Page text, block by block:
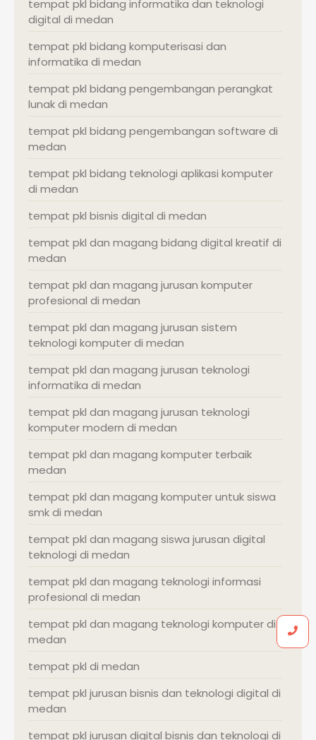
tempat pkl bidang informatika dan teknologi
digital di medan
tempat pkl bidang komputerisasi dan
informatika di medan
tempat pkl bidang pengembangan perangkat
lunak di medan
tempat pkl bidang pengembangan software di
medan
tempat pkl bidang teknologi aplikasi komputer
di medan
tempat pkl bisnis digital di medan
tempat pkl dan magang bidang digital kreatif di
medan
tempat pkl dan magang jurusan komputer
profesional di medan
tempat pkl dan magang jurusan sistem
teknologi komputer di medan
tempat pkl dan magang jurusan teknologi
informatika di medan
tempat pkl dan magang jurusan teknologi
komputer modern di medan
tempat pkl dan magang komputer terbaik
medan
tempat pkl dan magang komputer untuk siswa
smk di medan
tempat pkl dan magang siswa jurusan digital
teknologi di medan
tempat pkl dan magang teknologi informasi
profesional di medan
tempat pkl dan magang teknologi komputer di
medan
tempat pkl di medan
tempat pkl jurusan bisnis dan teknologi digital di
medan
tempat pkl jurusan digital bisnis dan teknologi di